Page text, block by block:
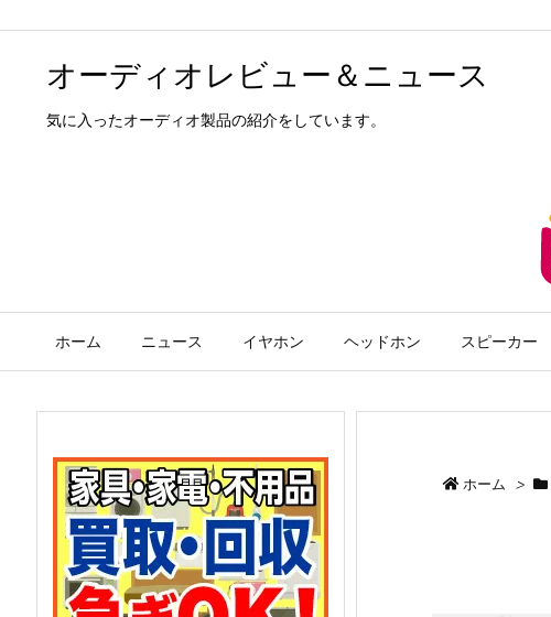
オーディオレビュー＆ニュース
気に入ったオーディオ製品の紹介をしています。
ホーム ニュース イヤホン ヘッドホン スピーカー
ホーム >